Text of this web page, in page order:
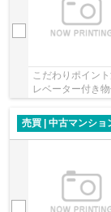
こだわりポイン
レベーター付き
清潔感を感じま
売買 | 中古マンショ